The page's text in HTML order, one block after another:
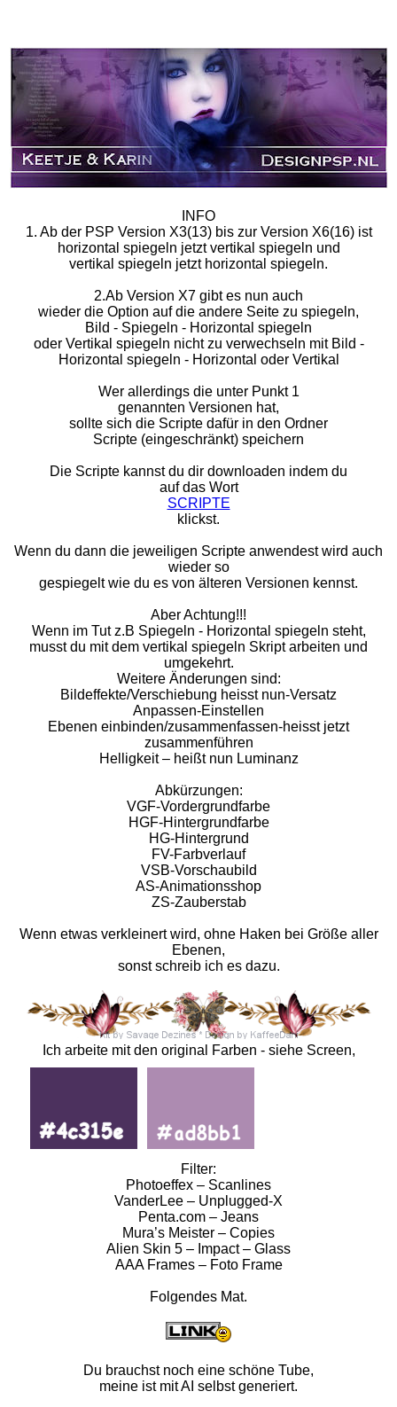
INFO
1. Ab der PSP Version X3(13) bis zur Version X6(16) ist
horizontal spiegeln jetzt vertikal spiegeln und
vertikal spiegeln jetzt horizontal spiegeln.
2.Ab Version X7 gibt es nun auch
wieder die Option auf die andere Seite zu spiegeln,
Bild - Spiegeln - Horizontal spiegeln
oder Vertikal spiegeln nicht zu verwechseln mit Bild -
Horizontal spiegeln - Horizontal oder Vertikal
Wer allerdings die unter Punkt 1
genannten Versionen hat,
sollte sich die Scripte dafür in den Ordner
Scripte (eingeschränkt) speichern
Die Scripte kannst du dir downloaden indem du
auf das Wort
SCRIPTE
klickst.
Wenn du dann die jeweiligen Scripte anwendest wird auch
wieder so
gespiegelt wie du es von älteren Versionen kennst.
Aber Achtung!!!
Wenn im Tut z.B Spiegeln - Horizontal spiegeln steht,
musst du mit dem vertikal spiegeln Skript arbeiten und
umgekehrt.
Weitere Änderungen sind:
Bildeffekte/Verschiebung heisst nun-Versatz
Anpassen-Einstellen
Ebenen einbinden/zusammenfassen-heisst jetzt
zusammenführen
Helligkeit – heißt nun Luminanz
Abkürzungen:
VGF-Vordergrundfarbe
HGF-Hintergrundfarbe
HG-Hintergrund
FV-Farbverlauf
VSB-Vorschaubild
AS-Animationsshop
ZS-Zauberstab
Wenn etwas verkleinert wird, ohne Haken bei Größe aller
Ebenen,
sonst schreib ich es dazu.
Ich arbeite mit den original Farben - siehe Screen,
Filter:
Photoeffex – Scanlines
VanderLee – Unplugged-X
Penta.com – Jeans
Mura’s Meister – Copies
Alien Skin 5 – Impact – Glass
AAA Frames – Foto Frame
Folgendes Mat.
Du brauchst noch eine schöne Tube,
meine ist mit AI selbst generiert.